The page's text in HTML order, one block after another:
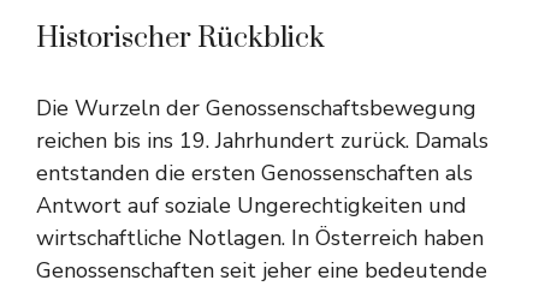
Historischer Rückblick
Die Wurzeln der Genossenschaftsbewegung
reichen bis ins 19. Jahrhundert zurück. Damals
entstanden die ersten Genossenschaften als
Antwort auf soziale Ungerechtigkeiten und
wirtschaftliche Notlagen. In Österreich haben
Genossenschaften seit jeher eine bedeutende